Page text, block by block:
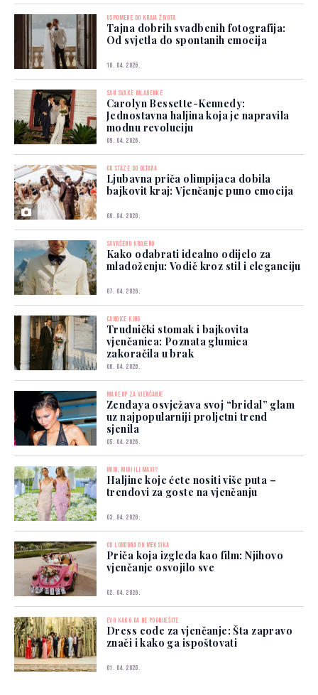
USPOMENE DO KRAJA ŽIVOTA
Tajna dobrih svadbenih fotografija:
Od svjetla do spontanih emocija
10. 04. 2026.
SAN SVAKE MLADENKE
Carolyn Bessette-Kennedy:
Jednostavna haljina koja je napravila
modnu revoluciju
09. 04. 2026.
OD STAZE DO OLTARA
Ljubavna priča olimpijaca dobila
bajkovit kraj: Vjenčanje puno emocija
08. 04. 2026.
SAVRŠENO KROJENO
Kako odabrati idealno odijelo za
mladoženju: Vodič kroz stil i eleganciju
07. 04. 2026.
CANDICE KING
Trudnički stomak i bajkovita
vjenčanica: Poznata glumica
zakoračila u brak
06. 04. 2026.
MAKEUP ZA VJENČANJE
Zendaya osvježava svoj “bridal” glam
uz najpopularniji proljetni trend
sjenila
05. 04. 2026.
MINI, MIDI ILI MAXI?
Haljine koje ćete nositi više puta –
trendovi za goste na vjenčanju
03. 04. 2026.
OD LONDONA DO MEKSIKA
Priča koja izgleda kao film: Njihovo
vjenčanje osvojilo sve
02. 04. 2026.
EVO KAKO DA NE POGRIJEŠITE
Dress code za vjenčanje: Šta zapravo
znači i kako ga ispoštovati
01. 04. 2026.